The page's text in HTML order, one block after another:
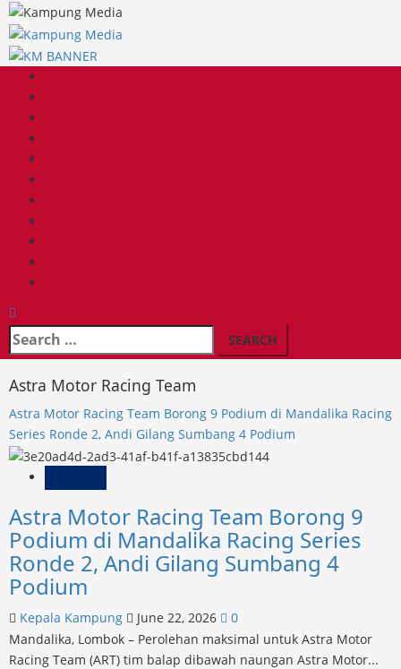
Skip
to
content
Primary
Menu
Search
for:
Astra Motor Racing Team
Astra Motor Racing Team Borong 9 Podium di Mandalika Racing
Series Ronde 2, Andi Gilang Sumbang 4 Podium
Astra Motor Racing Team Borong 9
Podium di Mandalika Racing Series
Ronde 2, Andi Gilang Sumbang 4
Podium
Kepala Kampung June 22, 2026
0
Mandalika, Lombok – Perolehan maksimal untuk Astra Motor
Racing Team (ART) tim balap dibawah naungan Astra Motor...